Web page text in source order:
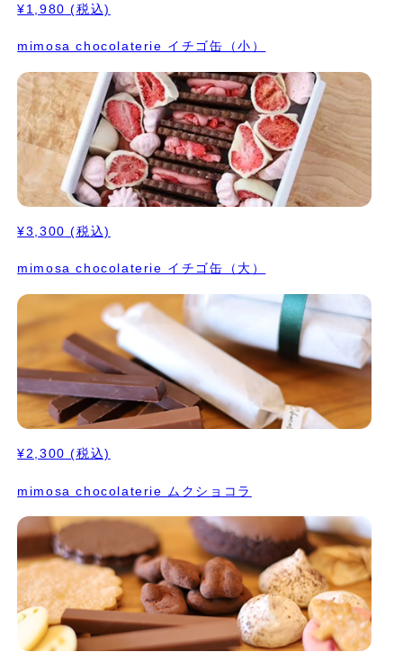
¥1,980 (税込)
mimosa chocolaterie イチゴ缶（小）
¥3,300 (税込)
mimosa chocolaterie イチゴ缶（大）
¥2,300 (税込)
mimosa chocolaterie ムクショコラ